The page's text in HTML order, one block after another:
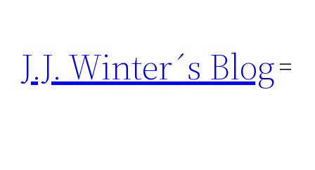
Inhalt
wechseln
J.J. Winter´s Blog